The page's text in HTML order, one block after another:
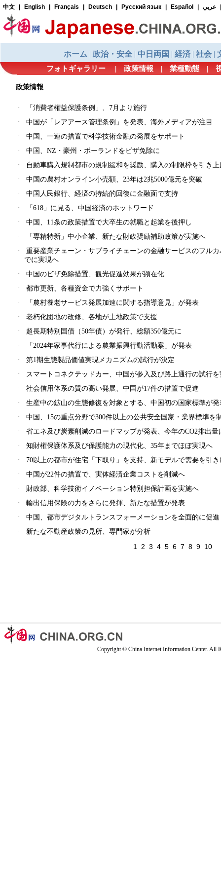
フォトギャラリー | 政策情報 | 業種動態 |
政策情報
·
「消費者権益保護条例」、7月より施行
·
中国が「レアアース管理条例」を発表、海外メディアが注目
·
中国、一連の措置で科学技術金融の発展をサポート
·
中国、NZ・豪州・ポーランドをビザ免除に
·
自動車購入規制都市の規制緩和を奨励、購入の制限枠を引き上
·
中国の農村オンライン小売額、23年は2兆5000億元を突破
·
中国人民銀行、経済の持続的回復に金融面で支持
·
「618」に見る、中国経済のホットワード
·
中国、11条の政策措置で大卒生の就職と起業を後押し
·
「専精特新」中小企業、新たな財政奨励補助政策が実施へ
·
重要産業チェーン・サプライチェーンの金融サービスのフル
でに実現へ
·
中国のビザ免除措置、観光促進効果が顕在化
·
都市更新、各種資金で力強くサポート
·
「農村養老サービス発展加速に関する指導意見」が発表
·
老朽化団地の改修、各地が土地政策で支援
·
超長期特別国債（50年債）が発行、総額350億元に
·
「2024年家事代行による農業振興行動活動案」が発表
·
第1期生態製品価値実現メカニズムの試行が決定
·
スマートコネクテッドカー、中国が参入及び路上通行の試行を
·
社会信用体系の質の高い発展、中国が17件の措置で促進
·
生産中の鉱山の生態修復を対象とする、中国初の国家標準が発
·
中国、15の重点分野で300件以上の公共安全国家・業界標準を
·
省エネ及び炭素削減のロードマップが発表、今年のCO2排出量
·
知財権保護体系及び保護能力の現代化、35年までほぼ実現へ
·
70以上の都市が住宅「下取り」を支持、新モデルで需要を引き
·
中国が22件の措置で、実体経済企業コストを削減へ
·
財政部、科学技術イノベーション特別担保計画を実施へ
·
輸出信用保険の力をさらに発揮、新たな措置が発表
·
中国、都市デジタルトランスフォーメーションを全面的に促進
·
新たな不動産政策の見所、専門家が分析
1 2 3 4 5 6 7 8 9 10